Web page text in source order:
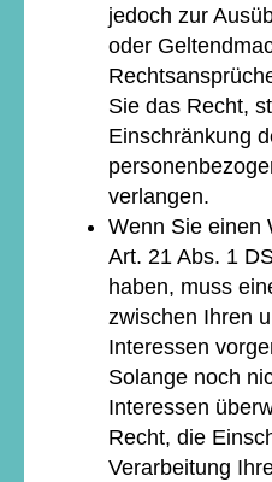
jedoch zur
oder
Sie das Recht,
Einschränkung
verlangen.
Wenn Sie einen
Art. 21 Abs. 1
haben, muss
zwischen Ihren
Interessen
Solange noch
Interessen
Recht, die
Verarbeitung